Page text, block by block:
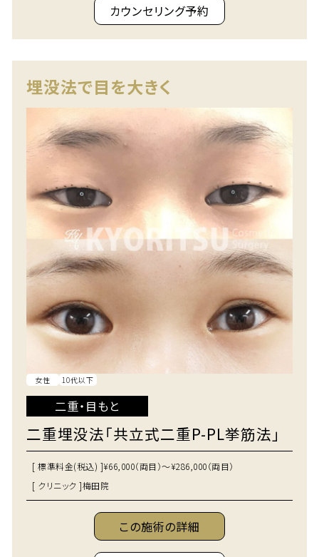
カウンセリング予約
埋没法で目を大きく
女性 10代以下
二重・目もと
二重埋没法「共立式二重P-PL挙筋法」
[ 標準料金(税込) ]¥66,000（両目）～¥286,000（両目）
[ クリニック ]梅田院
この施術の詳細